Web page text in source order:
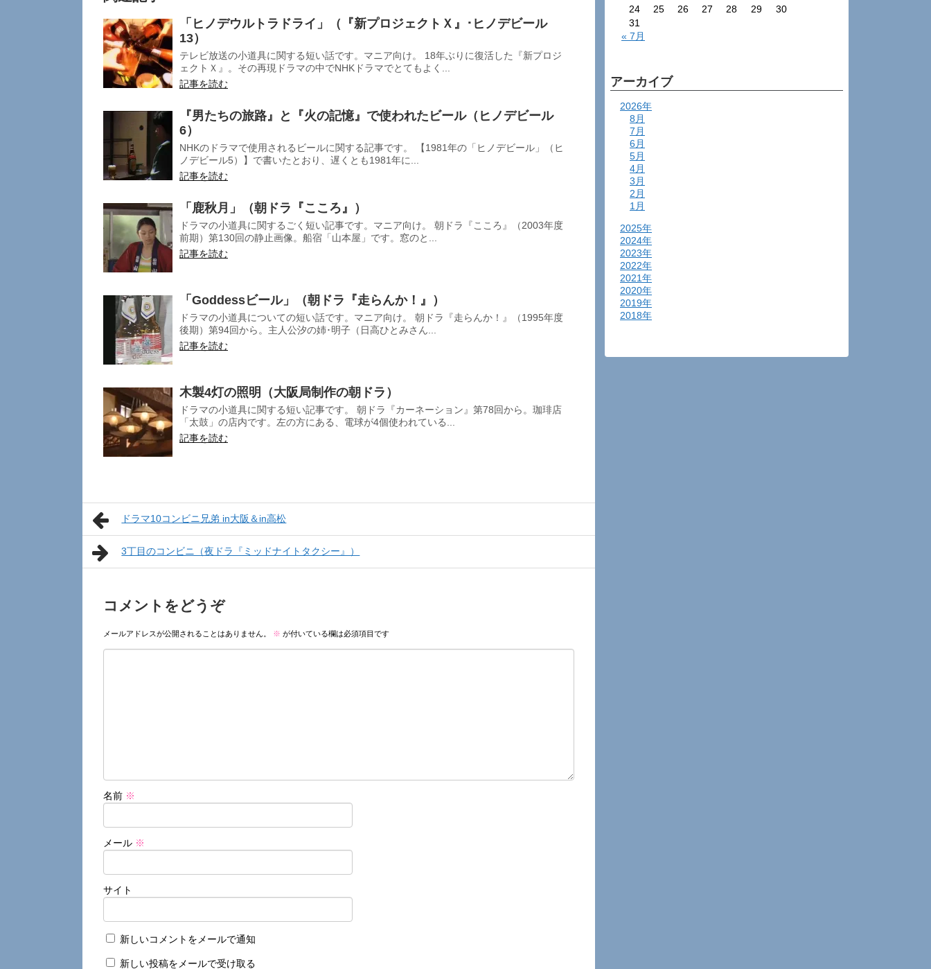
「ヒノデウルトラドライ」（『新プロジェクトＸ』･ヒノデビール
13）
テレビ放送の小道具に関する短い話です。マニア向け。 18年ぶりに復活した『新プロジ
ェクトＸ』。その再現ドラマの中でNHKドラマでとてもよく...
記事を読む
『男たちの旅路』と『火の記憶』で使われたビール（ヒノデビール
6）
NHKのドラマで使用されるビールに関する記事です。 【1981年の「ヒノデビール」（ヒ
ノデビール5）】で書いたとおり、遅くとも1981年に...
記事を読む
「鹿秋月」（朝ドラ『こころ』）
ドラマの小道具に関するごく短い記事です。マニア向け。 朝ドラ『こころ』（2003年度
前期）第130回の静止画像。船宿「山本屋」です。窓のと...
記事を読む
「Goddessビール」（朝ドラ『走らんか！』）
ドラマの小道具についての短い話です。マニア向け。 朝ドラ『走らんか！』（1995年度
後期）第94回から。主人公汐の姉･明子（日高ひとみさん...
記事を読む
木製4灯の照明（大阪局制作の朝ドラ）
ドラマの小道具に関する短い記事です。 朝ドラ『カーネーション』第78回から。珈琲店
「太鼓」の店内です。左の方にある、電球が4個使われている...
記事を読む
ドラマ10コンビニ兄弟 in大阪＆in高松
3丁目のコンビニ（夜ドラ『ミッドナイトタクシー』）
コメントをどうぞ
メールアドレスが公開されることはありません。 ※ が付いている欄は必須項目です
名前 ※
メール ※
サイト
新しいコメントをメールで通知
新しい投稿をメールで受け取る
24
25 26 27 28 29
30
31
« 7月
アーカイブ
2026年
8月
7月
6月
5月
4月
3月
2月
1月
2025年
2024年
2023年
2022年
2021年
2020年
2019年
2018年